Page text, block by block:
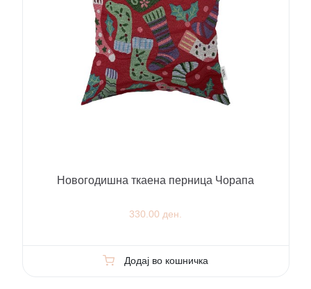
Новогодишна ткаена перница Чорапа
330.00 ден.
Додај во кошничка